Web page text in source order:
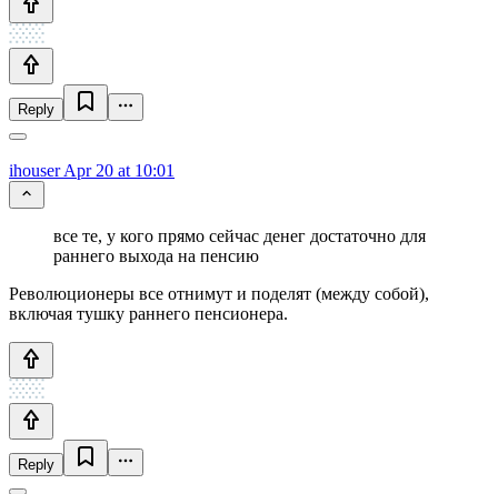
Reply
ihouserApr 20 at 10:01
все те, у кого прямо сейчас денег достаточно для
раннего выхода на пенсию
Революционеры все отнимут и поделят (между собой),
включая тушку раннего пенсионера.
Reply